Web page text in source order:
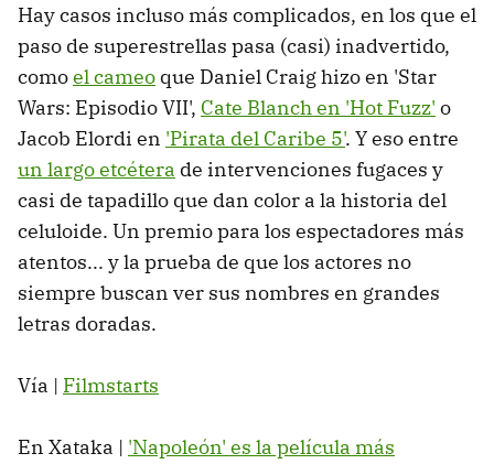
Hay casos incluso más complicados, en los que el
paso de superestrellas pasa (casi) inadvertido,
comoel cameo que Daniel Craig hizo en 'Star
Wars: Episodio VII', Cate Blanch en 'Hot Fuzz' o
Jacob Elordi en 'Pirata del Caribe 5'. Y eso entre
un largo etcétera de intervenciones fugaces y
casi de tapadillo que dan color a la historia del
celuloide. Un premio para los espectadores más
atentos... y la prueba de que los actores no
siempre buscan ver sus nombres en grandes
letras doradas.
Vía | Filmstarts
En Xataka | 'Napoleón' es la película más